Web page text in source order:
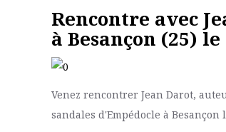
Rencontre avec
à Besançon (25)
Venez rencontrer Jean Darot,
sandales d'Empédocle à